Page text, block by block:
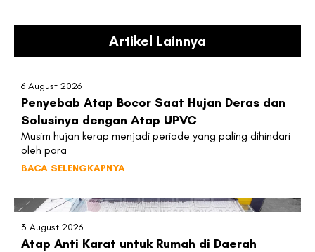
Artikel Lainnya
6 August 2026
Penyebab Atap Bocor Saat Hujan Deras dan
Solusinya dengan Atap UPVC
Musim hujan kerap menjadi periode yang paling dihindari
oleh para
BACA SELENGKAPNYA
3 August 2026
Atap Anti Karat untuk Rumah di Daerah